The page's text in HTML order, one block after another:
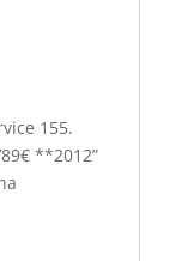
155.
**2012”